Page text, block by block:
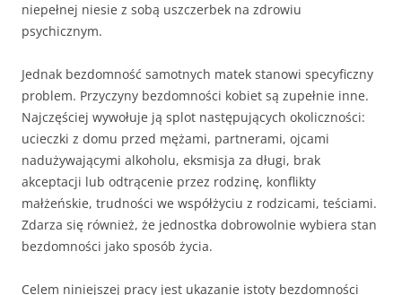
niepełnej niesie z sobą uszczerbek na zdrowiu
psychicznym.
Jednak bezdomność samotnych matek stanowi specyficzny
problem. Przyczyny bezdomności kobiet są zupełnie inne.
Najczęściej wywołuje ją splot następujących okoliczności:
ucieczki z domu przed mężami, partnerami, ojcami
nadużywającymi alkoholu, eksmisja za długi, brak
akceptacji lub odtrącenie przez rodzinę, konflikty
małżeńskie, trudności we współżyciu z rodzicami, teściami.
Zdarza się również, że jednostka dobrowolnie wybiera stan
bezdomności jako sposób życia.
Celem niniejszej pracy jest ukazanie istoty bezdomności